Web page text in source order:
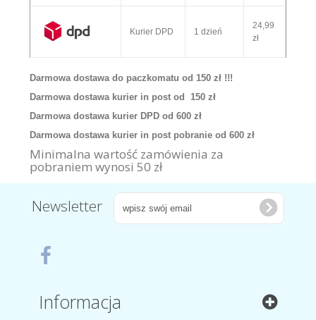
Kurier DPD 1 dzień
24,99
zł
Darmowa dostawa do paczkomatu od 150 zł !!!
Darmowa dostawa kurier in post od 150 zł
Darmowa dostawa kurier DPD od 600 zł
Darmowa dostawa kurier in post pobranie od 600 zł
Minimalna wartość zamówienia za
pobraniem wynosi 50 zł
Newsletter
Informacja